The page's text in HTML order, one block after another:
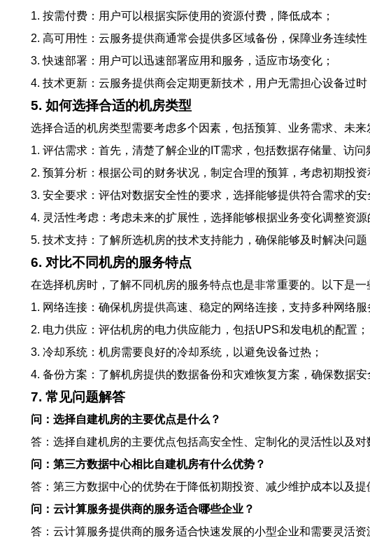
1. 按需付费：用户可以根据实际使用的资源付费，降低成本；
2. 高可用性：云服务提供商通常会提供多区域备份，保障业务连续性
3. 快速部署：用户可以迅速部署应用和服务，适应市场变化；
4. 技术更新：云服务提供商会定期更新技术，用户无需担心设备过时
5. 如何选择合适的机房类型
选择合适的机房类型需要考虑多个因素，包括预算、业务需求、未来
1. 评估需求：首先，清楚了解企业的IT需求，包括数据存储量、访问
2. 预算分析：根据公司的财务状况，制定合理的预算，考虑初期投资
3. 安全要求：评估对数据安全性的要求，选择能够提供符合需求的安
4. 灵活性考虑：考虑未来的扩展性，选择能够根据业务变化调整资源
5. 技术支持：了解所选机房的技术支持能力，确保能够及时解决问题
6. 对比不同机房的服务特点
在选择机房时，了解不同机房的服务特点也是非常重要的。以下是一
1. 网络连接：确保机房提供高速、稳定的网络连接，支持多种网络服
2. 电力供应：评估机房的电力供应能力，包括UPS和发电机的配置；
3. 冷却系统：机房需要良好的冷却系统，以避免设备过热；
4. 备份方案：了解机房提供的数据备份和灾难恢复方案，确保数据安
7. 常见问题解答
问：选择自建机房的主要优点是什么？
答：选择自建机房的主要优点包括高安全性、定制化的灵活性以及
问：第三方数据中心相比自建机房有什么优势？
答：第三方数据中心的优势在于降低初期投资、减少维护成本以及
问：云计算服务提供商的服务适合哪些企业？
答：云计算服务提供商的服务适合快速发展的小型企业和需要灵活